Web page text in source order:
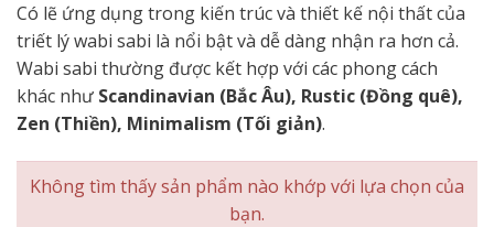
Có lẽ ứng dụng trong kiến trúc và thiết kế nội thất của
triết lý wabi sabi là nổi bật và dễ dàng nhận ra hơn cả.
Wabi sabi thường được kết hợp với các phong cách
khác như Scandinavian (Bắc Âu), Rustic (Đồng quê),
Zen (Thiền), Minimalism (Tối giản).
Không tìm thấy sản phẩm nào khớp với lựa chọn của
bạn.